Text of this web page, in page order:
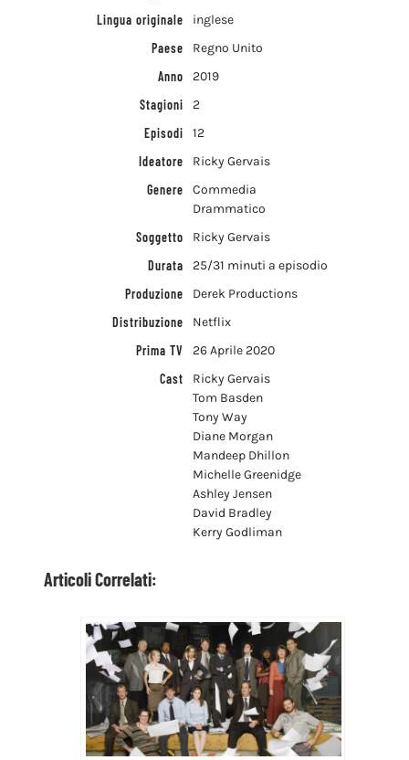
Lingua originale
inglese
Paese
Regno Unito
Anno
2019
Stagioni
2
Episodi
12
Ideatore
Ricky Gervais
Genere
Commedia
Drammatico
Soggetto
Ricky Gervais
Durata
25/31 minuti a episodio
Produzione
Derek Productions
Distribuzione
Netflix
Prima TV
26 Aprile 2020
Cast
Ricky Gervais
Tom Basden
Tony Way
Diane Morgan
Mandeep Dhillon
Michelle Greenidge
Ashley Jensen
David Bradley
Kerry Godliman
Articoli Correlati: